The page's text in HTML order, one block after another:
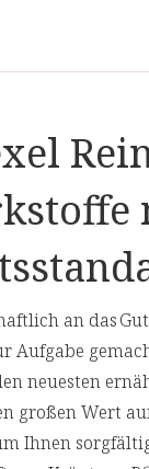
an das
Aufgabe
neuesten
großen Wert
Ihnen